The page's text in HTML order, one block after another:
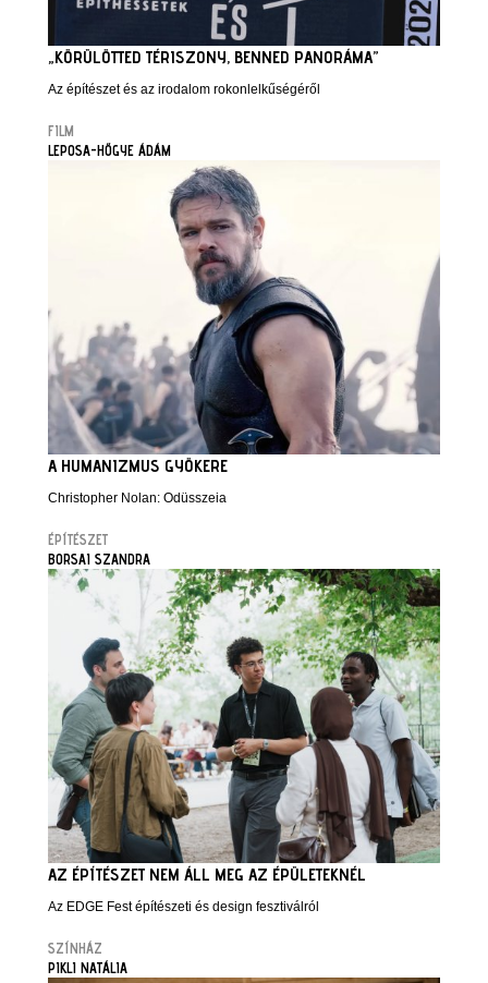
„KÖRÜLÖTTED TÉRISZONY, BENNED PANORÁMA”
Az építészet és az irodalom rokonlelkűségéről
FILM
LEPOSA-HŐGYE ÁDÁM
A HUMANIZMUS GYÖKERE
Christopher Nolan: Odüsszeia
ÉPÍTÉSZET
BORSAI SZANDRA
AZ ÉPÍTÉSZET NEM ÁLL MEG AZ ÉPÜLETEKNÉL
Az EDGE Fest építészeti és design fesztiválról
SZÍNHÁZ
PIKLI NATÁLIA